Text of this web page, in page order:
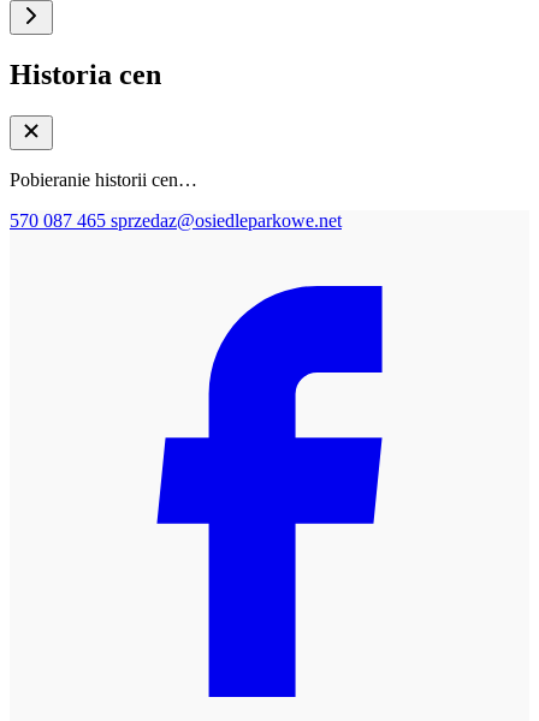
Historia cen
Pobieranie historii cen…
570 087 465 sprzedaz@osiedleparkowe.net